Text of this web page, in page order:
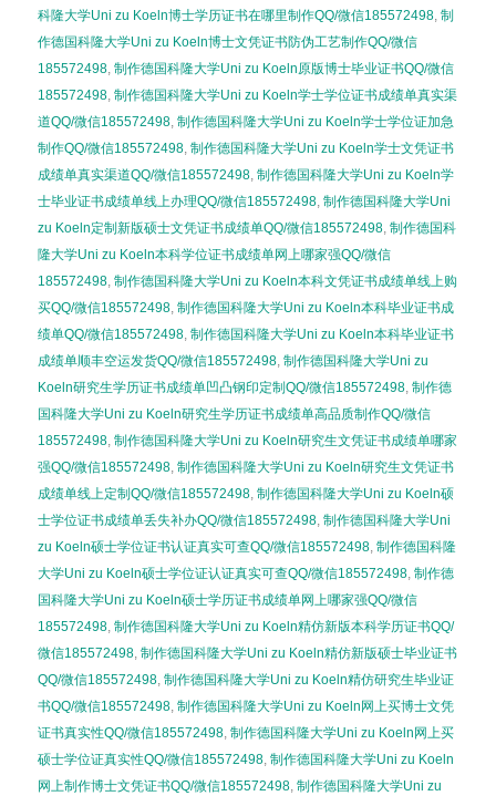
科隆大学Uni zu Koeln博士学历证书在哪里制作QQ/微信185572498, 制
作德国科隆大学Uni zu Koeln博士文凭证书防伪工艺制作QQ/微信
185572498, 制作德国科隆大学Uni zu Koeln原版博士毕业证书QQ/微信
185572498, 制作德国科隆大学Uni zu Koeln学士学位证书成绩单真实渠
道QQ/微信185572498, 制作德国科隆大学Uni zu Koeln学士学位证加急
制作QQ/微信185572498, 制作德国科隆大学Uni zu Koeln学士文凭证书
成绩单真实渠道QQ/微信185572498, 制作德国科隆大学Uni zu Koeln学
士毕业证书成绩单线上办理QQ/微信185572498, 制作德国科隆大学Uni
zu Koeln定制新版硕士文凭证书成绩单QQ/微信185572498, 制作德国科
隆大学Uni zu Koeln本科学位证书成绩单网上哪家强QQ/微信
185572498, 制作德国科隆大学Uni zu Koeln本科文凭证书成绩单线上购
买QQ/微信185572498, 制作德国科隆大学Uni zu Koeln本科毕业证书成
绩单QQ/微信185572498, 制作德国科隆大学Uni zu Koeln本科毕业证书
成绩单顺丰空运发货QQ/微信185572498, 制作德国科隆大学Uni zu
Koeln研究生学历证书成绩单凹凸钢印定制QQ/微信185572498, 制作德
国科隆大学Uni zu Koeln研究生学历证书成绩单高品质制作QQ/微信
185572498, 制作德国科隆大学Uni zu Koeln研究生文凭证书成绩单哪家
强QQ/微信185572498, 制作德国科隆大学Uni zu Koeln研究生文凭证书
成绩单线上定制QQ/微信185572498, 制作德国科隆大学Uni zu Koeln硕
士学位证书成绩单丢失补办QQ/微信185572498, 制作德国科隆大学Uni
zu Koeln硕士学位证书认证真实可查QQ/微信185572498, 制作德国科隆
大学Uni zu Koeln硕士学位证认证真实可查QQ/微信185572498, 制作德
国科隆大学Uni zu Koeln硕士学历证书成绩单网上哪家强QQ/微信
185572498, 制作德国科隆大学Uni zu Koeln精仿新版本科学历证书QQ/
微信185572498, 制作德国科隆大学Uni zu Koeln精仿新版硕士毕业证书
QQ/微信185572498, 制作德国科隆大学Uni zu Koeln精仿研究生毕业证
书QQ/微信185572498, 制作德国科隆大学Uni zu Koeln网上买博士文凭
证书真实性QQ/微信185572498, 制作德国科隆大学Uni zu Koeln网上买
硕士学位证真实性QQ/微信185572498, 制作德国科隆大学Uni zu Koeln
网上制作博士文凭证书QQ/微信185572498, 制作德国科隆大学Uni zu